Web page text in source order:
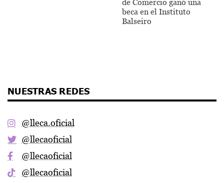
de Comercio ganó una
beca en el Instituto
Balseiro
NUESTRAS REDES
@lleca.oficial
@llecaoficial
@llecaoficial
@llecaoficial